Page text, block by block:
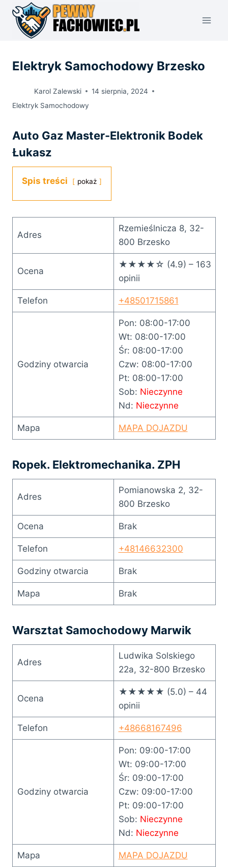
Przejdź
treści
Elektryk Samochodowy Brzesko
Karol Zalewski
14 sierpnia, 2024
Elektryk Samochodowy
Auto Gaz Master-Elektronik Bodek
Łukasz
Spis treści pokaż
Adres
Rzemieślnicza 8, 32-
800 Brzesko
Ocena
★★★★☆ (4.9) – 163
opinii
Telefon +48501715861
Godziny otwarcia
Pon: 08:00-17:00
Wt: 08:00-17:00
Śr: 08:00-17:00
Czw: 08:00-17:00
Pt: 08:00-17:00
Sob: Nieczynne
Nd: Nieczynne
Mapa MAPA DOJAZDU
Ropek. Elektromechanika. ZPH
Adres
Pomianowska 2, 32-
800 Brzesko
Ocena Brak
Telefon +48146632300
Godziny otwarcia Brak
Mapa Brak
Warsztat Samochodowy Marwik
Adres
Ludwika Solskiego
22a, 32-800 Brzesko
Ocena
★★★★★ (5.0) – 44
opinii
Telefon +48668167496
Godziny otwarcia
Pon: 09:00-17:00
Wt: 09:00-17:00
Śr: 09:00-17:00
Czw: 09:00-17:00
Pt: 09:00-17:00
Sob: Nieczynne
Nd: Nieczynne
Mapa MAPA DOJAZDU